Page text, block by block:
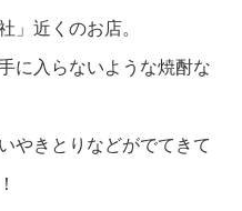
」近くのお店。
に入らないような焼酎な
やきとりなどがでてきて